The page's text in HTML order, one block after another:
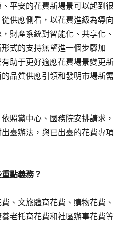
平安的花費新場景可以起到很
供應側看，以花費進級為導向
財產系統對智能化、共享化、
式的支持無望進一個步驟加
助于更好適應花費場景變更新
品質供應引領和發明市場新需
照黨中心、國務院安排請求，
臺辦法，與已出臺的花費專項
點義務？
、文旅體育花費、購物花費、
老托育花費和社區辦事花費等